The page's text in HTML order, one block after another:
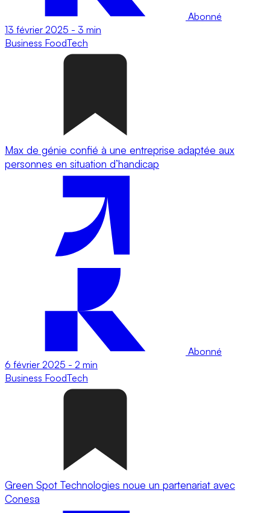
Abonné
13 février 2025 - 3 min
Business FoodTech
Max de génie confié à une entreprise adaptée aux
personnes en situation d’handicap
Abonné
6 février 2025 - 2 min
Business FoodTech
Green Spot Technologies noue un partenariat avec
Conesa